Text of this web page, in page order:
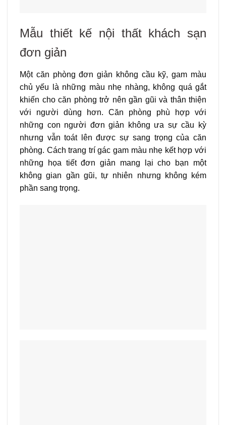
Mẫu thiết kế nội thất khách sạn
đơn giản
Một căn phòng đơn giản không cầu kỹ, gam màu
chủ yếu là những màu nhẹ nhàng, không quá gắt
khiến cho căn phòng trở nên gần gũi và thân thiện
với người dùng hơn. Căn phòng phù hợp với
những con người đơn giản không ưa sự cầu kỳ
nhưng vẫn toát lên được sự sang trọng của căn
phòng. Cách trang trí gác gam màu nhẹ kết hợp với
những họa tiết đơn giản mang lại cho bạn một
không gian gần gũi, tự nhiên nhưng không kém
phần sang trọng.